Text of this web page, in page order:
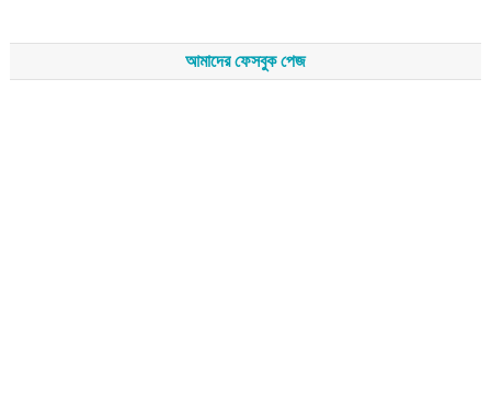
আমাদের ফেসবুক পেজ